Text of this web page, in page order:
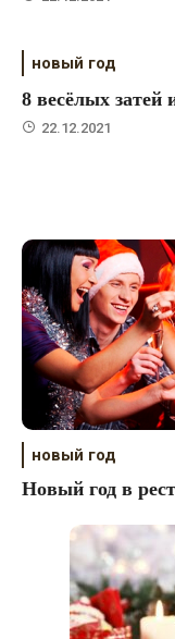
новый год
8 весёлых затей
22.12.2021
новый год
Новый год в